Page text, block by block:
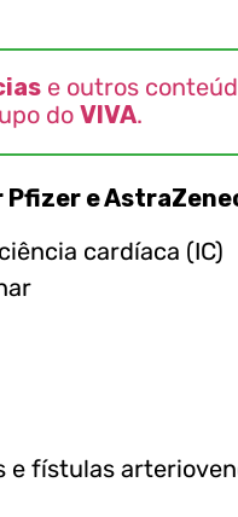
e outros
do VIVA.
Pfizer e
cardíaca (IC)
e fístulas